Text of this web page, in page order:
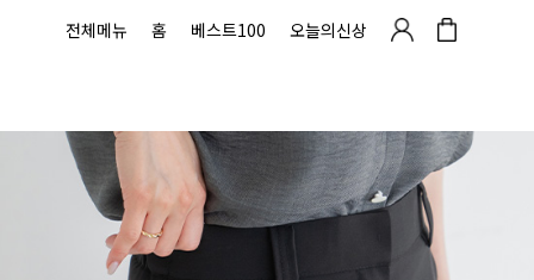
전체메뉴 홈 베스트100 오늘의신상